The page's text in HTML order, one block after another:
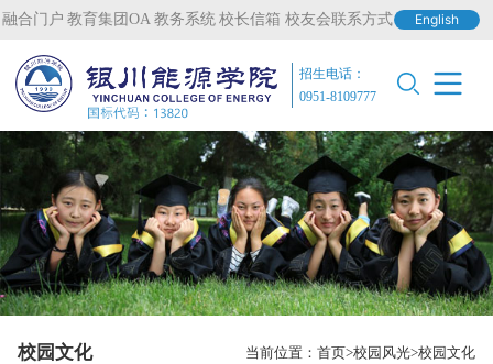
融合门户 教育集团OA 教务系统 校长信箱 校友会联系方式 English
招生电话：
0951-8109777
校园文化 当前位置：首页 校园风光 校园文化